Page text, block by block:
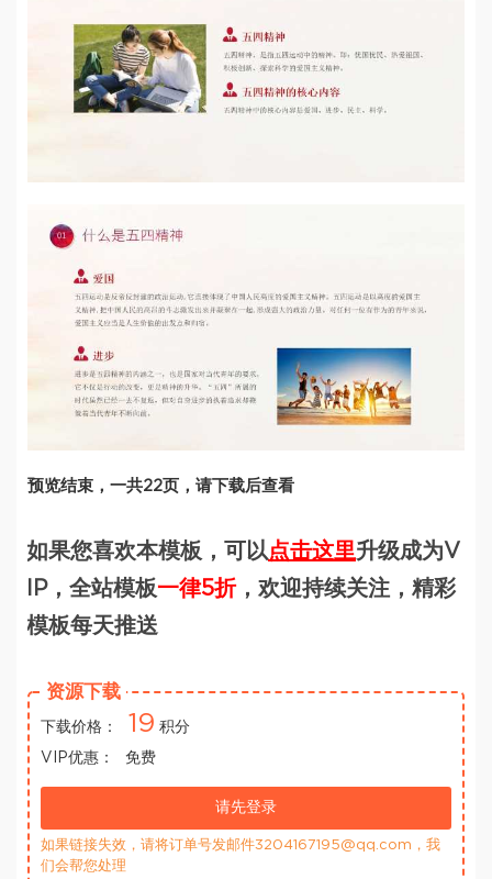
预览结束，一共22页，请下载后查看
如果您喜欢本模板，可以点击这里升级成为V
IP，全站模板一律5折，欢迎持续关注，精彩
模板每天推送
资源下载
下载价格： 19 积分
VIP优惠：
免费
请先登录
如果链接失效，请将订单号发邮件3204167195@qq.com，我
们会帮您处理